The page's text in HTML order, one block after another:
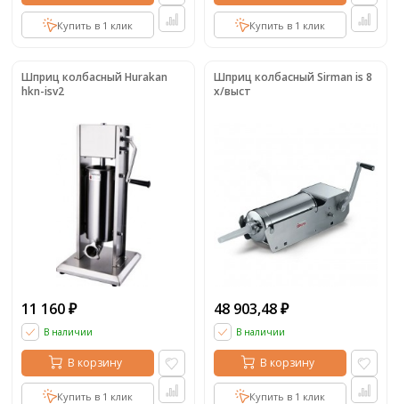
Купить в 1 клик Купить в 1 клик
Шприц колбасный Hurakan
hkn-isv2
11 160 ₽
В наличии
В корзину
Купить в 1 клик
Шприц колбасный Sirman is 8
x/выст
48 903,48 ₽
В наличии
В корзину
Купить в 1 клик